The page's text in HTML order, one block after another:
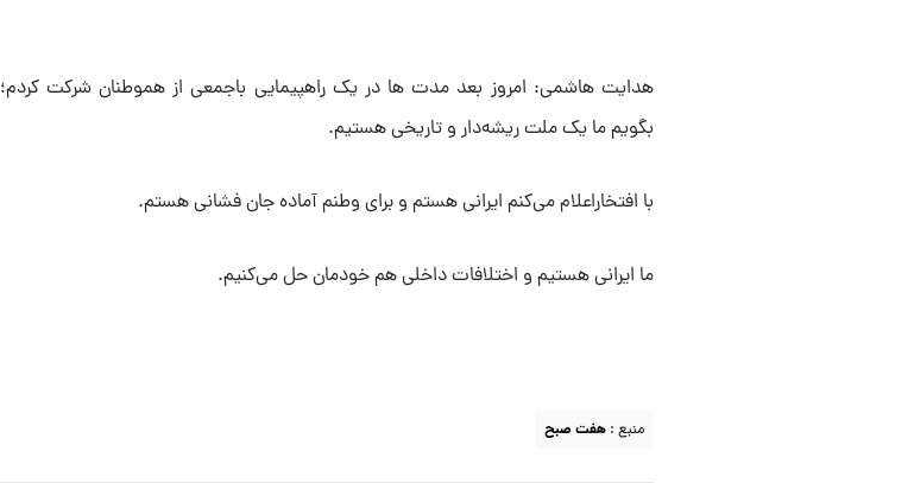
هدایت هاشمی: امروز بعد مدت ها در یک راهپیمایی باجمعی از هموطنان شرکت کردم؛
بگویم ما یک ملت ریشه‌دار و تاریخی هستیم.
با افتخاراعلام می‌کنم ایرانی هستم و برای وطنم آماده جان فشانی هستم.
ما ایرانی هستیم و اختلافات داخلی هم خودمان حل می‌کنیم‌.
منبع : هفت صبح